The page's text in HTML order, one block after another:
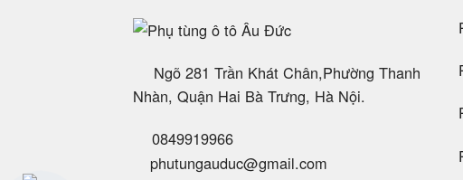
Ngõ 281 Trần Khát Chân,Phường Thanh
Nhàn, Quận Hai Bà Trưng, Hà Nội.
0849919966
phutungauduc@gmail.com